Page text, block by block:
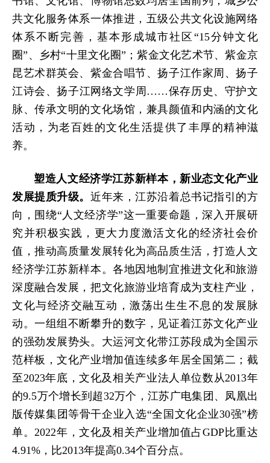
共文化服务体系一体推进，五级公共文化设施网络
体系不断完善，基本形成城市社区“15分钟文化
圈”、乡村“十里文化圈”；紫金文化艺术节、紫金京
昆艺术群英会、紫金合唱节、扬子江作家周、扬子
江诗会、扬子江网络文学周……保存历史、守护文
脉、传承文明的文化场馆，兼具颜值和内涵的文化
活动，为老百姓的文化生活提供了丰厚的精神滋
养。
塑造人文经济学江苏新样本，新业态文化产业
发展提质升级。 近年来，江苏沿着总书记指引的方
向，围绕“人文经济学”这一重要命题，深入开展研
究并积极实践，更大力度激活文化的经济社会价
值，推动高质量发展转化为高品质生活，打造人文
经济学江苏新样本 。各地因地制宜推进文化和旅游
深度融合发展，把文化旅游业培育成为支柱产业，
文化与经济交融互动，激荡出生生不息的发展脉
动。一组组不断攀升的数字，见证着江苏文化产业
的强劲发展势头。大运河文化带江苏段成为全国示
范样板，文化产业增加值连续多年居全国第二；截
至2023年底，文化及相关产业法人单位数从2013年
的9.5万个增长到超32万个，江苏广电集团、凤凰出
版传媒集团等骨干企业入选“全国文化企业30强”榜
单。2022年，文化及相关产业增加值占GDP比重达
4.91%，比2013年提高0.34个百分点。